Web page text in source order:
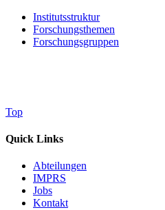
Institutsstruktur
Forschungsthemen
Forschungsgruppen
Top
Quick Links
Abteilungen
IMPRS
Jobs
Kontakt